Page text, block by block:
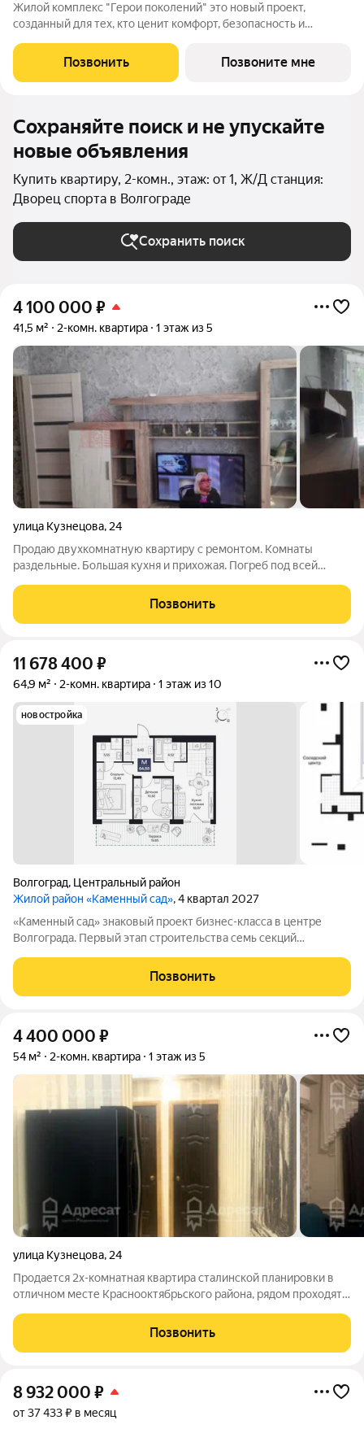
Жилой комплекс "Герои поколений" это новый проект,
созданный для тех, кто ценит комфорт, безопасность и
предлагает своим жителям возможность насладиться
тишиной и спокойствием, находясь при
Позвонить Позвоните мне
Сохраняйте поиск и не упускайте
новые объявления
Купить квартиру, 2-комн., этаж: от 1, Ж/Д станция:
Дворец спорта в Волгограде
Сохранить поиск
4 100 000 ₽
41,5 м² 2-комн. квартира 1 этаж из 5
улица Кузнецова, 24
Продаю двухкомнатную квартиру с ремонтом. Комнаты
раздельные. Большая кухня и прихожая. Погреб под всей
Новые радиаторы. В прихожей встроенный зеркальный шкаф
купэ. Новые пластиковые окна
Позвонить
11 678 400 ₽
64,9 м² 2-комн. квартира 1 этаж из 10
новостройка
Волгоград, Центральный район
Жилой район «Каменный сад», 4 квартал 2027
«Каменный сад» знаковый проект бизнес-класса в центре
Волгограда. Первый этап строительства семь секций
внутренний приватный двор, свободный от машин. С верхних
этажей открываются панорамные
Позвонить
4 400 000 ₽
54 м² 2-комн. квартира 1 этаж из 5
улица Кузнецова, 24
Продается 2х-комнатная квартира сталинской планировки в
отличном месте Краснооктябрьского района, рядом проходят
высокий, установлены решётки. Общая площадь 54 кв.м.
Комнаты 17,9 кв.м. и
Позвонить
8 932 000 ₽
от 37 433 ₽ в месяц